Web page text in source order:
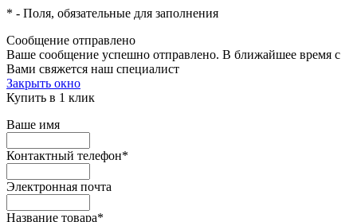
* - Поля, обязательные для заполнения
Сообщение отправлено
Ваше сообщение успешно отправлено. В ближайшее время с
Вами свяжется наш специалист
Закрыть окно
Купить в 1 клик
Ваше имя
Контактный телефон*
Электронная почта
Название товара*